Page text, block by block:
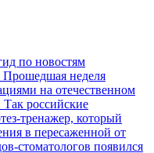
по новостям
Прошедшая неделя
на отечественном
российские
тренажер, который
в пересаженной от
стоматологов появился